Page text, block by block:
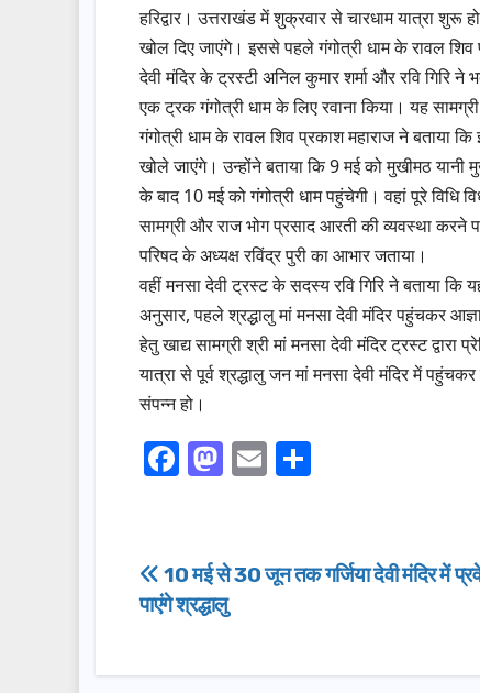
हरिद्वार। उत्तराखंड में शुक्रवार से चारधाम यात्रा
खोल दिए जाएंगे। इससे पहले गंगोत्री धाम के रावल
देवी मंदिर के ट्रस्टी अनिल कुमार शर्मा और रवि गिरि
एक ट्रक गंगोत्री धाम के लिए रवाना किया। यह
गंगोत्री धाम के रावल शिव प्रकाश महाराज ने बताया
खोले जाएंगे। उन्होंने बताया कि 9 मई को मुखीमठ यानी
के बाद 10 मई को गंगोत्री धाम पहुंचेगी। वहां पूरे विधि
सामग्री और राज भोग प्रसाद आरती की व्यवस्था करने
परिषद के अध्यक्ष रविंद्र पुरी का आभार जताया।
वहीं मनसा देवी ट्रस्ट के सदस्य रवि गिरि ने बताया
अनुसार, पहले श्रद्धालु मां मनसा देवी मंदिर पहुंचकर
हेतु खाद्य सामग्री श्री मां मनसा देवी मंदिर ट्रस्ट द्वारा
यात्रा से पूर्व श्रद्धालु जन मां मनसा देवी मंदिर में
संपन्न हो।
F
e
b
o
M
o
d
n
E
e
Post
navigation
10 मई से 30 जून तक गर्जिया देवी मंदिर में
पाएंगे श्रद्धालु